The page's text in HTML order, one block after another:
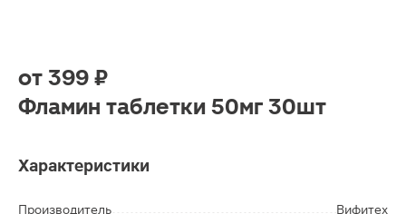
от 399 ₽
Фламин таблетки 50мг 30шт
Характеристики
Производитель
Вифитех